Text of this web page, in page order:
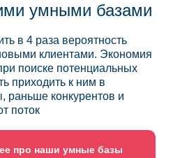
умными базами
в 4 раза вероятность
клиентами. Экономия
поиске потенциальных
приходить к ним в
раньше конкурентов и
поток
про наши умные базы